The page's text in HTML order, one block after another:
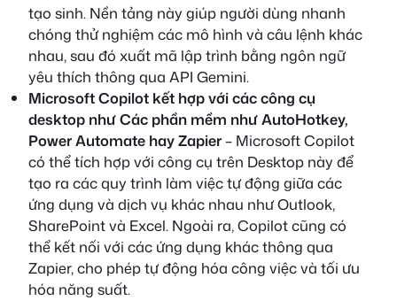
tạo sinh. Nền tảng này giúp người dùng nhanh
chóng thử nghiệm các mô hình và câu lệnh khác
nhau, sau đó xuất mã lập trình bằng ngôn ngữ
yêu thích thông qua API Gemini.
Microsoft Copilot kết hợp với các công cụ
desktop như Các phần mềm như AutoHotkey,
Power Automate hay Zapier– Microsoft Copilot
có thể tích hợp với công cụ trên Desktop này để
tạo ra các quy trình làm việc tự động giữa các
ứng dụng và dịch vụ khác nhau như Outlook,
SharePoint và Excel. Ngoài ra, Copilot cũng có
thể kết nối với các ứng dụng khác thông qua
Zapier, cho phép tự động hóa công việc và tối ưu
hóa năng suất.